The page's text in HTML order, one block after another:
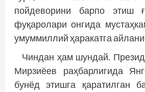
пойдеворини барпо этиш
фуқаролари онгида
умуммиллий ҳаракатга
Чиндан ҳам шундай.
Мирзиёев раҳбарлигида
бунёд этишга қаратилган